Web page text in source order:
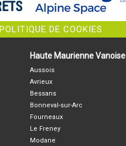
POLITIQUE DE COOKIES
Haute Maurienne Vanoise
Aussois
Avrieux
Bessans
Bonneval-sur-Arc
Fourneaux
Le Freney
Modane